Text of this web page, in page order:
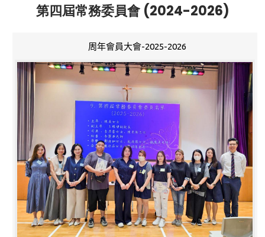
第四屆常務委員會 (2024-2026)
周年會員大會-2025-2026